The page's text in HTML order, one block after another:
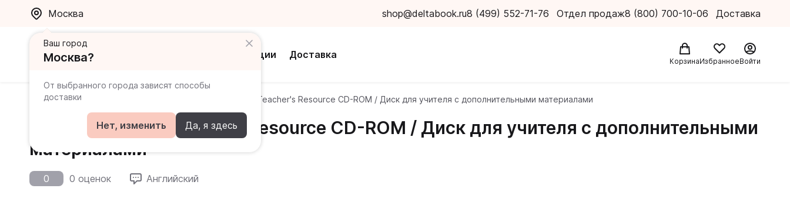
Москва shop@deltabook.ru8 (499) 552-71-76 Отдел продаж8 (800) 700-10-06 Доставка
Акции Доставка
КорзинаИзбранноеВойти
Ваш город
Москва?
От выбранного города зависят способы
доставки
Нет, изменить Да, я здесь
Главная Каталог Happy Hearts 1 Teacher's Resource CD-ROM / Диск для учителя с дополнительными материалами
Happy Hearts 1 Teacher's Resource CD-ROM / Диск для учителя с дополнительными
материалами
0 0 оценок Английский